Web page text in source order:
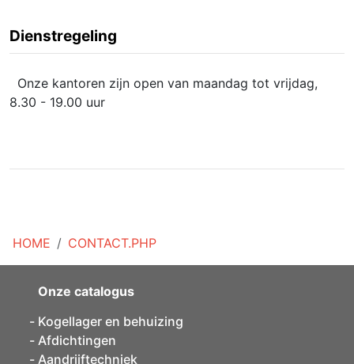
HOME CONTACT.PHP
Dienstregeling
Onze kantoren zijn open van maandag tot vrijdag,
8.30 - 19.00 uur
Onze catalogus
Kogellager en behuizing
Afdichtingen
Aandrijftechniek